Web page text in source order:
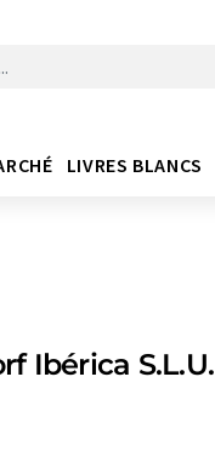
LIVRES BLANCS
Ibérica S.L.U.